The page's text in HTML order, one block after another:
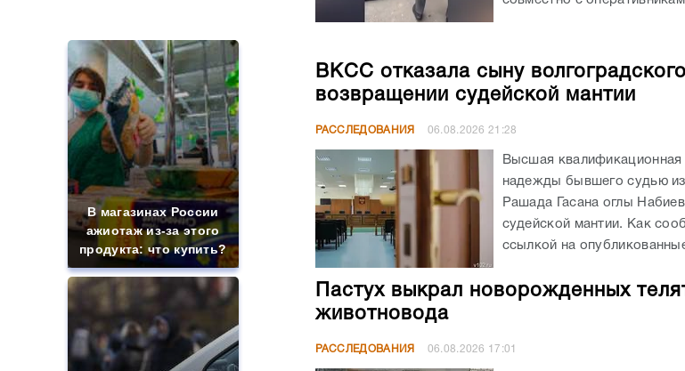
В магазинах России
ажиотаж из-за этого
продукта: что купить?
ВКСС отказала сыну
возвращении судейской мантии
РАССЛЕДОВАНИЯ 06.08.202621:28
Высшая
надежды бывшего судью
Рашада Гасана оглы
судейской мантии. Как
ссылкой на
Пастух выкрал новорожденных
животновода
РАССЛЕДОВАНИЯ 06.08.2026 17:01